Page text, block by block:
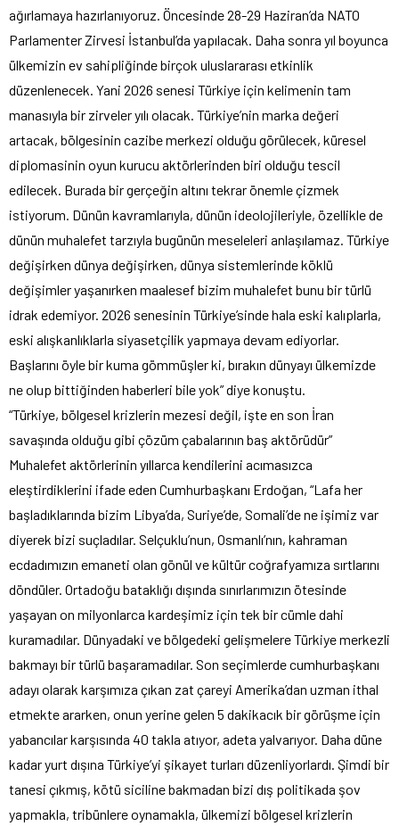
ağırlamaya hazırlanıyoruz. Öncesinde 28-29 Haziran’da NATO
Parlamenter Zirvesi İstanbul’da yapılacak. Daha sonra yıl boyunca
ülkemizin ev sahipliğinde birçok uluslararası etkinlik
düzenlenecek. Yani 2026 senesi Türkiye için kelimenin tam
manasıyla bir zirveler yılı olacak. Türkiye’nin marka değeri
artacak, bölgesinin cazibe merkezi olduğu görülecek, küresel
diplomasinin oyun kurucu aktörlerinden biri olduğu tescil
edilecek. Burada bir gerçeğin altını tekrar önemle çizmek
istiyorum. Dünün kavramlarıyla, dünün ideolojileriyle, özellikle de
dünün muhalefet tarzıyla bugünün meseleleri anlaşılamaz. Türkiye
değişirken dünya değişirken, dünya sistemlerinde köklü
değişimler yaşanırken maalesef bizim muhalefet bunu bir türlü
idrak edemiyor. 2026 senesinin Türkiye’sinde hala eski kalıplarla,
eski alışkanlıklarla siyasetçilik yapmaya devam ediyorlar.
Başlarını öyle bir kuma gömmüşler ki, bırakın dünyayı ülkemizde
ne olup bittiğinden haberleri bile yok” diye konuştu.
“Türkiye, bölgesel krizlerin mezesi değil, işte en son İran
savaşında olduğu gibi çözüm çabalarının baş aktörüdür”
Muhalefet aktörlerinin yıllarca kendilerini acımasızca
eleştirdiklerini ifade eden Cumhurbaşkanı Erdoğan, “Lafa her
başladıklarında bizim Libya’da, Suriye’de, Somali’de ne işimiz var
diyerek bizi suçladılar. Selçuklu’nun, Osmanlı’nın, kahraman
ecdadımızın emaneti olan gönül ve kültür coğrafyamıza sırtlarını
döndüler. Ortadoğu bataklığı dışında sınırlarımızın ötesinde
yaşayan on milyonlarca kardeşimiz için tek bir cümle dahi
kuramadılar. Dünyadaki ve bölgedeki gelişmelere Türkiye merkezli
bakmayı bir türlü başaramadılar. Son seçimlerde cumhurbaşkanı
adayı olarak karşımıza çıkan zat çareyi Amerika’dan uzman ithal
etmekte ararken, onun yerine gelen 5 dakikacık bir görüşme için
yabancılar karşısında 40 takla atıyor, adeta yalvarıyor. Daha düne
kadar yurt dışına Türkiye’yi şikayet turları düzenliyorlardı. Şimdi bir
tanesi çıkmış, kötü siciline bakmadan bizi dış politikada şov
yapmakla, tribünlere oynamakla, ülkemizi bölgesel krizlerin